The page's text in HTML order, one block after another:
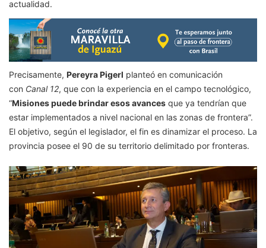
actualidad.
Precisamente, Pereyra Pigerl planteó en comunicación
con Canal 12, que con la experiencia en el campo tecnológico,
“Misiones puede brindar esos avances que ya tendrían que
estar implementados a nivel nacional en las zonas de frontera”.
El objetivo, según el legislador, el fin es dinamizar el proceso. La
provincia posee el 90 de su territorio delimitado por fronteras.